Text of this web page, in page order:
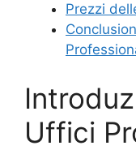
Prezzi
Uffici